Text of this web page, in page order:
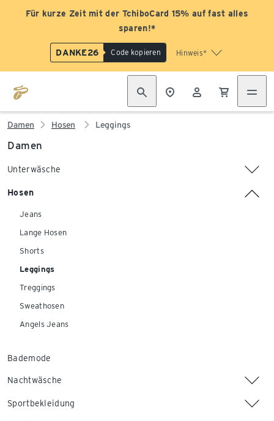
Für kurze Zeit mit der TchiboCard 15% auf fast alles
sparen!*
DANKE26 Code kopieren Hinweis*
Damen Hosen Leggings
Damen
Unterwäsche
Hosen
Jeans
Lange Hosen
Shorts
Leggings
Treggings
Sweathosen
Angels Jeans
Bademode
Nachtwäsche
Sportbekleidung